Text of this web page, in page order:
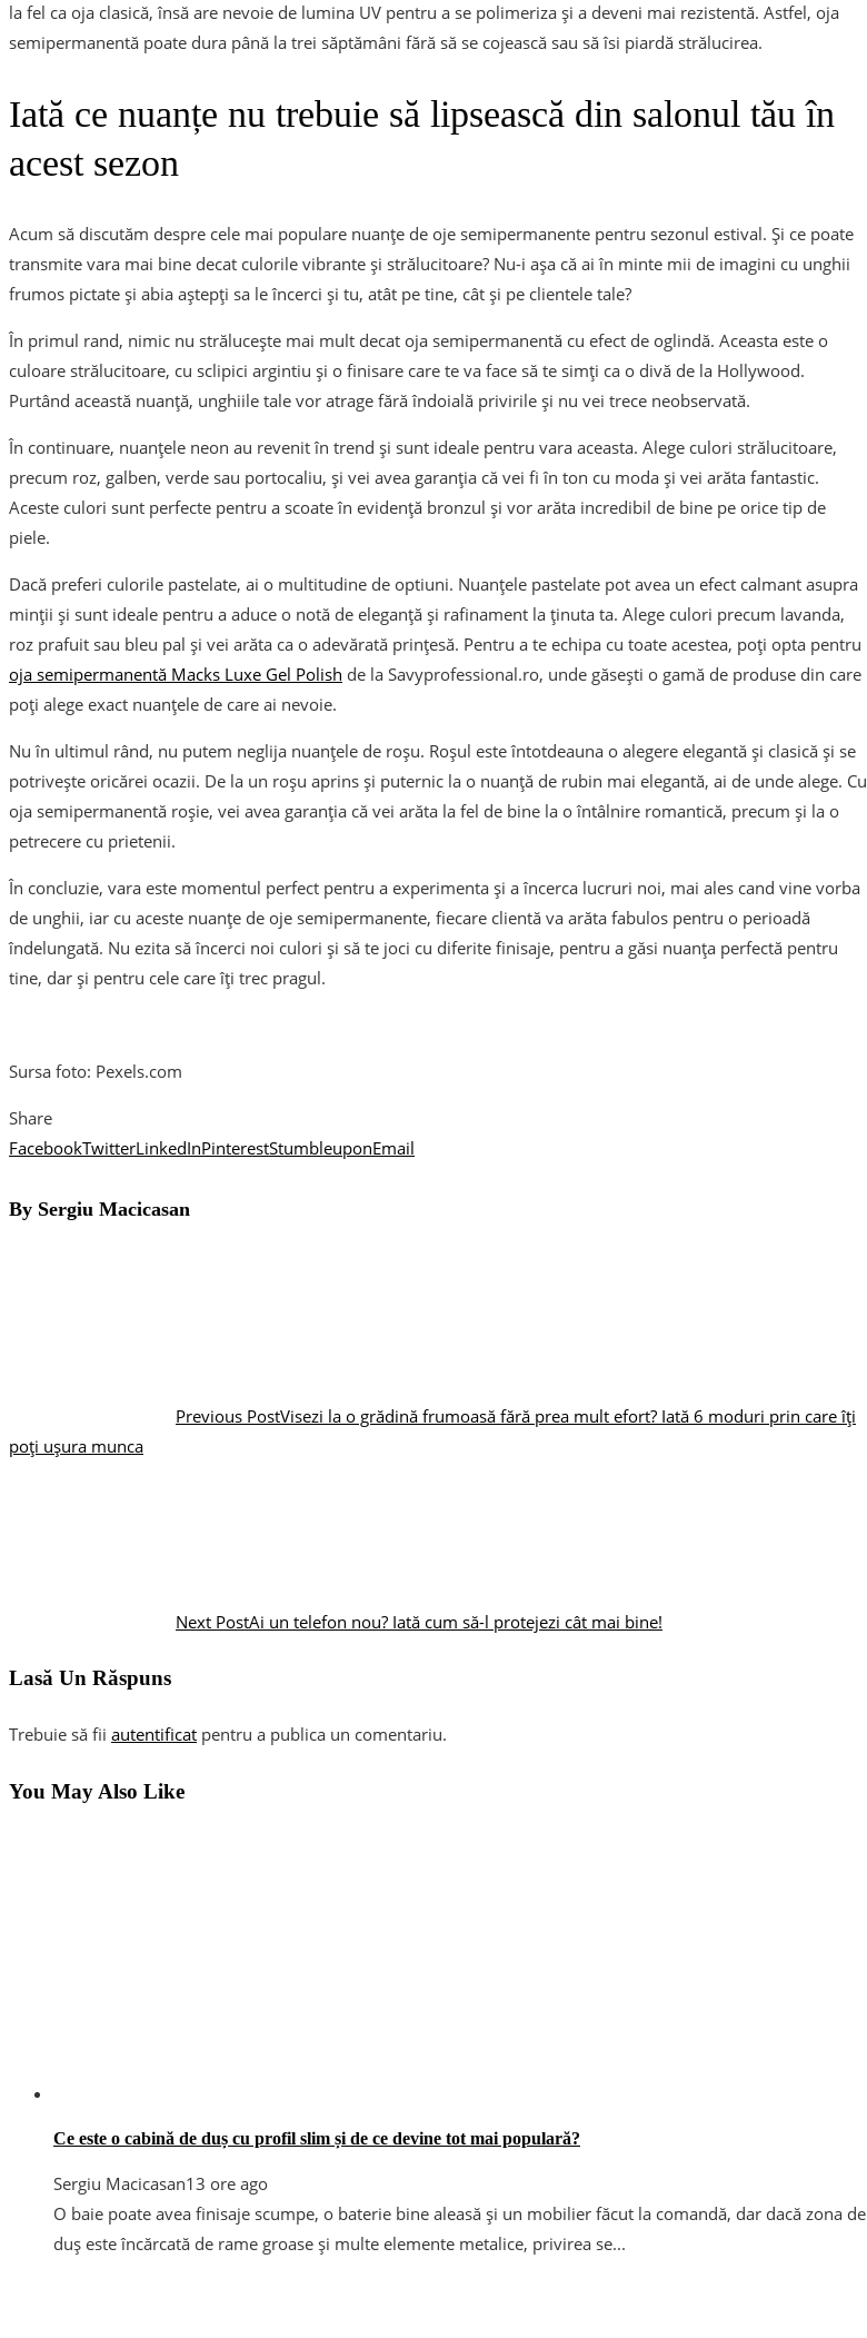
la fel ca oja clasică, însă are nevoie de lumina UV pentru a se polimeriza și a deveni mai rezistentă. Astfel, oja
semipermanentă poate dura până la trei săptămâni fără să se cojească sau să îsi piardă strălucirea.
Iată ce nuanțe nu trebuie să lipsească din salonul tău în
acest sezon
Acum să discutăm despre cele mai populare nuanțe de oje semipermanente pentru sezonul estival. Și ce poate
transmite vara mai bine decat culorile vibrante și strălucitoare? Nu-i așa că ai în minte mii de imagini cu unghii
frumos pictate și abia aștepți sa le încerci și tu, atât pe tine, cât și pe clientele tale?
În primul rand, nimic nu strălucește mai mult decat oja semipermanentă cu efect de oglindă. Aceasta este o
culoare strălucitoare, cu sclipici argintiu și o finisare care te va face să te simți ca o divă de la Hollywood.
Purtând această nuanță, unghiile tale vor atrage fără îndoială privirile și nu vei trece neobservată.
În continuare, nuanțele neon au revenit în trend și sunt ideale pentru vara aceasta. Alege culori strălucitoare,
precum roz, galben, verde sau portocaliu, și vei avea garanția că vei fi în ton cu moda și vei arăta fantastic.
Aceste culori sunt perfecte pentru a scoate în evidență bronzul și vor arăta incredibil de bine pe orice tip de
piele.
Dacă preferi culorile pastelate, ai o multitudine de optiuni. Nuanțele pastelate pot avea un efect calmant asupra
minții și sunt ideale pentru a aduce o notă de eleganță și rafinament la ținuta ta. Alege culori precum lavanda,
roz prafuit sau bleu pal și vei arăta ca o adevărată prințesă. Pentru a te echipa cu toate acestea, poți opta pentru
oja semipermanentă Macks Luxe Gel Polish de la Savyprofessional.ro, unde găsești o gamă de produse din care
poți alege exact nuanțele de care ai nevoie.
Nu în ultimul rând, nu putem neglija nuanțele de roșu. Roșul este întotdeauna o alegere elegantă și clasică și se
potrivește oricărei ocazii. De la un roșu aprins și puternic la o nuanță de rubin mai elegantă, ai de unde alege. Cu
oja semipermanentă roșie, vei avea garanția că vei arăta la fel de bine la o întâlnire romantică, precum și la o
petrecere cu prietenii.
În concluzie, vara este momentul perfect pentru a experimenta și a încerca lucruri noi, mai ales cand vine vorba
de unghii, iar cu aceste nuanțe de oje semipermanente, fiecare clientă va arăta fabulos pentru o perioadă
îndelungată. Nu ezita să încerci noi culori și să te joci cu diferite finisaje, pentru a găsi nuanța perfectă pentru
tine, dar și pentru cele care îți trec pragul.
Sursa foto: Pexels.com
Share
FacebookTwitterLinkedInPinterestStumbleuponEmail
By Sergiu Macicasan
Previous PostVisezi la o grădină frumoasă fără prea mult efort? Iată 6 moduri prin care îți
poți ușura munca
Next PostAi un telefon nou? Iată cum să-l protejezi cât mai bine!
Lasă Un Răspuns
Trebuie să fii autentificat pentru a publica un comentariu.
You May Also Like
Ce este o cabină de duș cu profil slim și de ce devine tot mai populară?
Sergiu Macicasan13 ore ago
O baie poate avea finisaje scumpe, o baterie bine aleasă și un mobilier făcut la comandă, dar dacă zona de
duș este încărcată de rame groase și multe elemente metalice, privirea se...